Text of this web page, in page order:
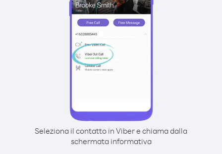
Seleziona il contatto in Viber e chiama dalla
schermata informativa